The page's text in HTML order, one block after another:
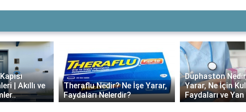
| Akıllı ve
Theraflu Nedir? Ne İşe Yarar,
Faydaları Nelerdir?
Duphaston
Yarar, Ne İçin
Faydaları ve